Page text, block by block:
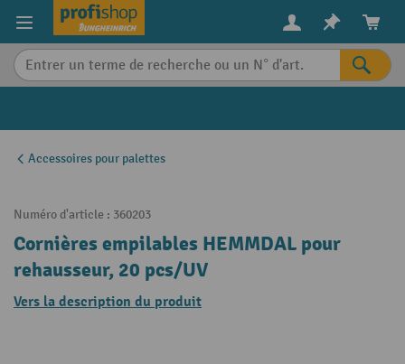
content
Accessoires pour palettes
Numéro d'article : 360203
Cornières empilables HEMMDAL pour
rehausseur, 20 pcs/UV
Vers la description du produit